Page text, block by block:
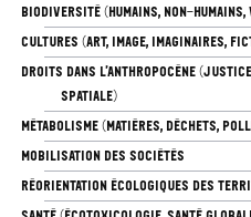
BIODIVERSITÉ (HUMAINS, NON-HUMAINS,
CULTURES (ART, IMAGE, IMAGINAIRES,
DROITS DANS L’ANTHROPOCÈNE
SPATIALE)
MÉTABOLISME (MATIÈRES, DÉCHETS,
MOBILISATION DES SOCIÉTÉS
RÉORIENTATION ÉCOLOGIQUES DES